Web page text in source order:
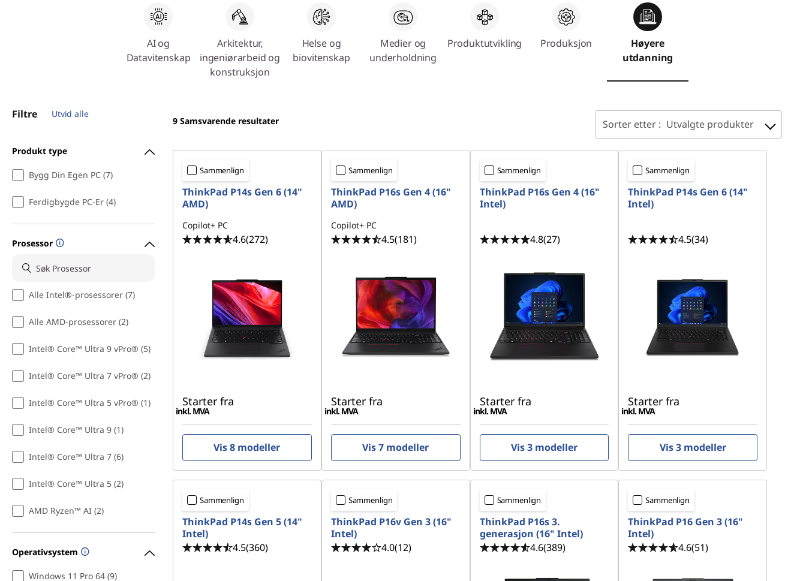
n
n
AI og
Datavitenskap
Arkitektur,
ingeniørarbeid og
konstruksjon
Helse og
biovitenskap
Medier og
underholdning
Produktutvikling Produksjon
Høyere
utdanning
Filtre Utvid alle
Produkt type
Bygg Din Egen PC (7)
Ferdigbygde PC-Er (4)
Prosessor
Alle Intel®-prosessorer (7)
Alle AMD-prosessorer (2)
Intel® Core™ Ultra 9 vPro® (5)
Intel® Core™ Ultra 7 vPro® (2)
Intel® Core™ Ultra 5 vPro® (1)
Intel® Core™ Ultra 9 (1)
Intel® Core™ Ultra 7 (6)
Intel® Core™ Ultra 5 (2)
AMD Ryzen™ AI (2)
Operativsystem
Windows 11 Pro 64 (9)
9 Samsvarende resultater Sorter etter : Utvalgte produkter
Sammenlign
ThinkPad P14s Gen 6 (14"
AMD)
Copilot+ PC
4.6(272)
Starter fra
inkl. MVA
Vis 8 modeller
Sammenlign
ThinkPad P16s Gen 4 (16"
AMD)
Copilot+ PC
4.5(181)
Starter fra
inkl. MVA
Vis 7 modeller
Sammenlign
ThinkPad P16s Gen 4 (16"
Intel)
4.8(27)
Starter fra
inkl. MVA
Vis 3 modeller
Sammenlign
ThinkPad P14s Gen 6 (14"
Intel)
4.5(34)
Starter fra
inkl. MVA
Vis 3 modeller
Sammenlign
ThinkPad P14s Gen 5 (14"
Intel)
4.5(360)
Sammenlign
ThinkPad P16v Gen 3 (16"
Intel)
4.0(12)
Sammenlign
ThinkPad P16s 3.
generasjon (16" Intel)
4.6(389)
Sammenlign
ThinkPad P16 Gen 3 (16"
Intel)
4.6(51)